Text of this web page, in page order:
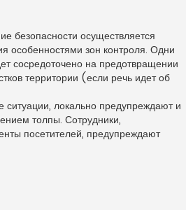
безопасности осуществляется
особенностями зон контроля. Одни
сосредоточено на предотвращении
территории (если речь идет об
локально предупреждают и
толпы. Сотрудники,
посетителей, предупреждают